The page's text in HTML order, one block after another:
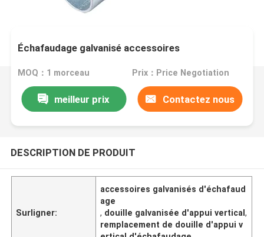
Échafaudage galvanisé accessoires
MOQ：1 morceau Prix：Price Negotiation
meilleur prix Contactez nous
DESCRIPTION DE PRODUIT
Surligner:
accessoires galvanisés d'échafaud
age
, douille galvanisée d'appui vertical,
remplacement de douille d'appui v